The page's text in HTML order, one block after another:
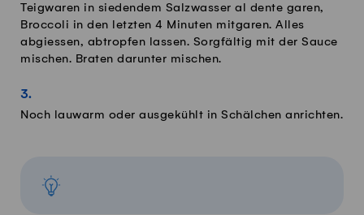
Teigwaren in siedendem Salzwasser al dente garen,
Broccoli in den letzten 4 Minuten mitgaren. Alles
abgiessen, abtropfen lassen. Sorgfältig mit der Sauce
mischen. Braten darunter mischen.
Noch lauwarm oder ausgekühlt in Schälchen anrichten.